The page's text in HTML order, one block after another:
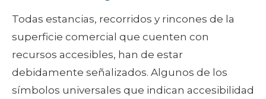
Todas estancias, recorridos y rincones de la
superficie comercial que cuenten con
recursos accesibles, han de estar
debidamente señalizados. Algunos de los
símbolos universales que indican accesibilidad